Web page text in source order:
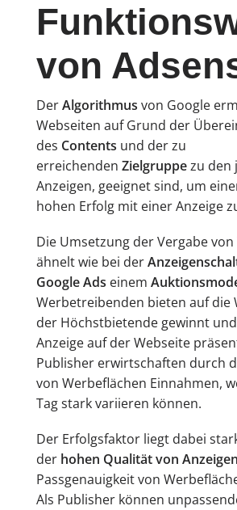
von
DerAlgorithmus von Google
Webseiten auf Grund der
des Contents und der zu
erreichenden Zielgruppezu den
Anzeigen, geeignet sind, um
hohen Erfolg mit einer Anzeige
Die Umsetzung der Vergabe
ähnelt wie bei der
Google Ads einem
Werbetreibenden bieten auf die
der Höchstbietende gewinnt
Anzeige auf der Webseite
Publisher erwirtschaften durch
von Werbeflächen Einnahmen,
Tag stark variieren können.
Der Erfolgsfaktor liegt dabei
der hohen Qualität von Anzeigen
Passgenauigkeit von
Als Publisher können